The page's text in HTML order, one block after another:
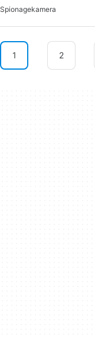
Spionagekamera
1 2